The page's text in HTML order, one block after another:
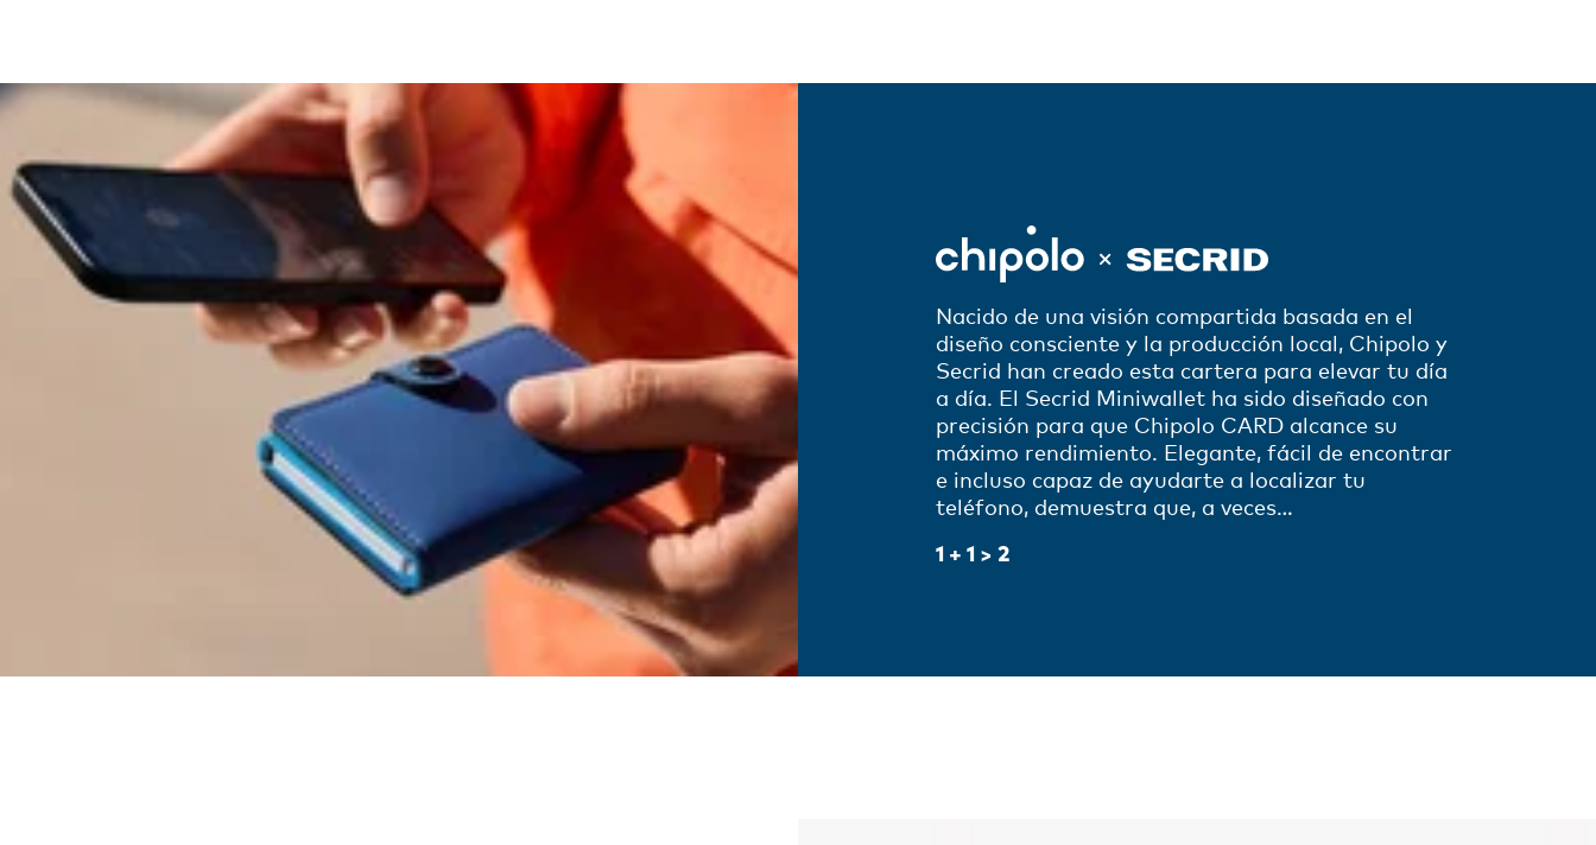
Nacido de una visión compartida basada en el
diseño consciente y la producción local, Chipolo y
Secrid han creado esta cartera para elevar tu día
a día. El Secrid Miniwallet ha sido diseñado con
precisión para que Chipolo CARD alcance su
máximo rendimiento. Elegante, fácil de encontrar
e incluso capaz de ayudarte a localizar tu
teléfono, demuestra que, a veces…
1 + 1 > 2